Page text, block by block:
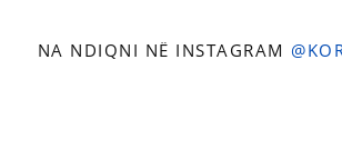
NA NDIQNI NË INSTAGRAM